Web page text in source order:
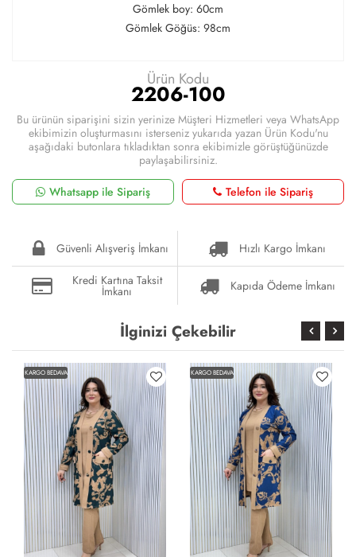
Gömlek boy: 60cm
Gömlek Göğüs: 98cm
Ürün Kodu
2206-100
Bu ürünün siparişini sizin yerinize Müşteri Hizmetleri veya WhatsApp
ekibimizin oluşturmasını isterseniz yukarıda yazan Ürün Kodu'nu
aşağıdaki butonlara tıkladıktan sonra ekibimizle görüştüğünüzde
paylaşabilirsiniz.
Whatsapp ile Sipariş
Telefon ile Sipariş
Güvenli Alışveriş İmkanı
Hızlı Kargo İmkanı
Kredi Kartına Taksit
İmkanı Kapıda Ödeme İmkanı
İlginizi Çekebilir
KARGO BEDAVA KARGO BEDAVA